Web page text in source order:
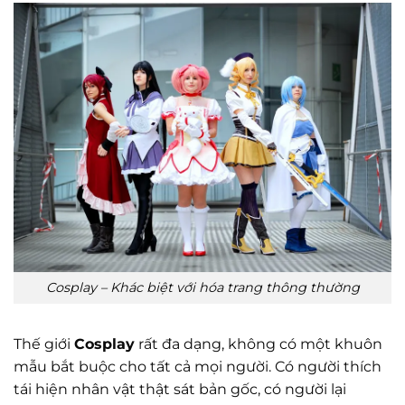
Cosplay – Khác biệt với hóa trang thông thường
Thế giới Cosplay rất đa dạng, không có một khuôn
mẫu bắt buộc cho tất cả mọi người. Có người thích
tái hiện nhân vật thật sát bản gốc, có người lại